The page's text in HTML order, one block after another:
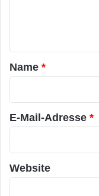
Spicher
Einen Einblick in
Beispiel der
zeigt Yann
a
r
*
Name *
E-Mail-Adresse *
Website